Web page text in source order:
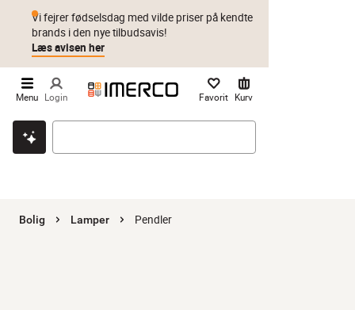
Klik & hent Byt i 1 år Prismatch
Vi fejrer fødselsdag med vilde priser på kendte
brands i den nye tilbudsavis!
Læs avisen her
Menu Login Favorit Kurv
Bolig Lamper Pendler